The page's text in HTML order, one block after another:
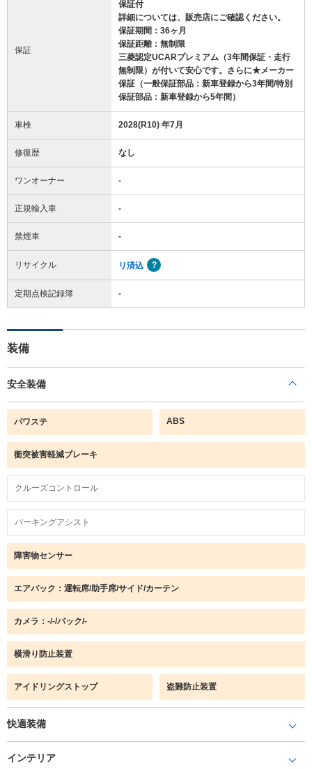
保証
保証付
詳細については、販売店にご確認ください。
保証期間：36ヶ月
保証距離：無制限
三菱認定UCARプレミアム（3年間保証・走行
無制限）が付いて安心です。さらに★メーカー
保証（一般保証部品：新車登録から3年間/特別
保証部品：新車登録から5年間）
車検 2028(R10) 年7月
修復歴 なし
ワンオーナー -
正規輸入車 -
禁煙車 -
リサイクル リ済込
定期点検記録簿 -
装備
安全装備
パワステ ABS
衝突被害軽減ブレーキ
クルーズコントロール
パーキングアシスト
障害物センサー
エアバック：運転席/助手席/サイド/カーテン
カメラ：-/-/バック/-
横滑り防止装置
アイドリングストップ 盗難防止装置
快適装備
インテリア